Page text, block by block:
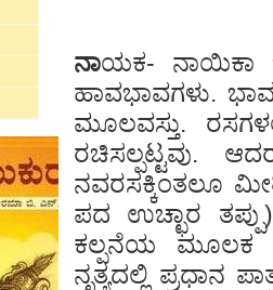
ನಾಯಕ- ನಾಯಿಕಾ
ಹಾವಭಾವಗಳು.
ಮೂಲವಸ್ತು.
ರಚಿಸಲ್ಪಟ್ಟವು.
ನವರಸಕ್ಕಿಂತಲೂ
ಪದ ಉಚ್ಛಾರ
ಕಲ್ಪನೆಯ ಮೂಲಕ
ನೃತ್ಯದಲ್ಲಿ ಪ್ರಧಾನ